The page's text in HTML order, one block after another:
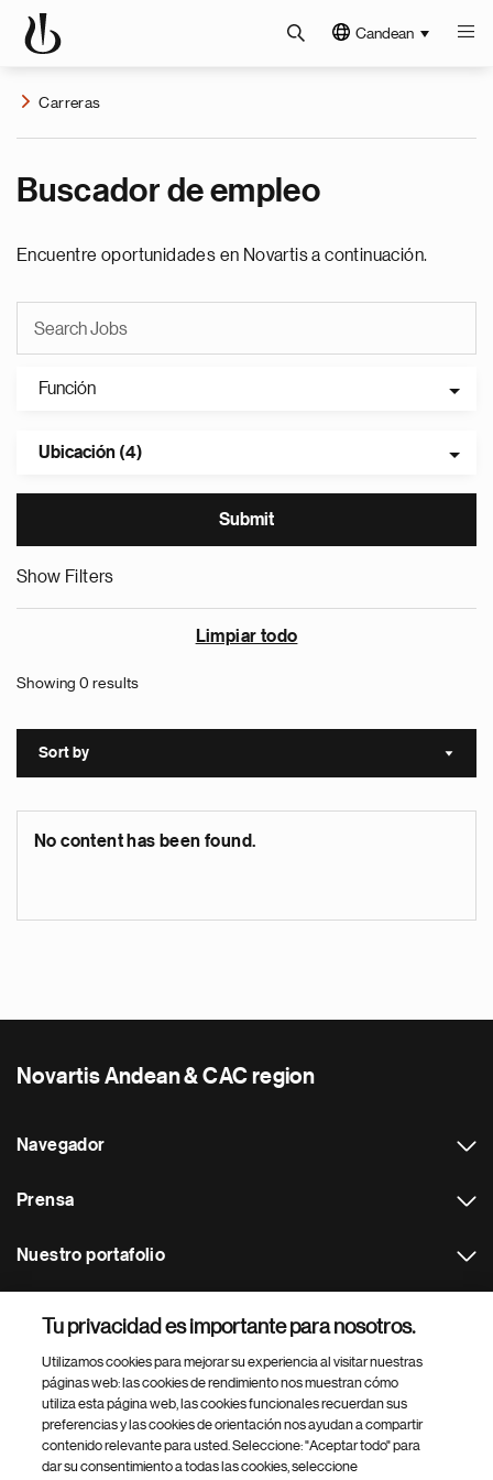
Candean
Carreras
Buscador de empleo
Encuentre oportunidades en Novartis a continuación.
Función
Ubicación (4)
Show Filters
Limpiar todo
Showing 0 results
Sort by Sort
No content has been found.
Novartis Andean & CAC region
Navegador
Prensa
Nuestro portafolio
Footer Site Search
Tu privacidad es importante para nosotros.
Utilizamos cookies para mejorar su experiencia al visitar nuestras
páginas web: las cookies de rendimiento nos muestran cómo
utiliza esta página web, las cookies funcionales recuerdan sus
preferencias y las cookies de orientación nos ayudan a compartir
contenido relevante para usted. Seleccione: "Aceptar todo" para
dar su consentimiento a todas las cookies, seleccione